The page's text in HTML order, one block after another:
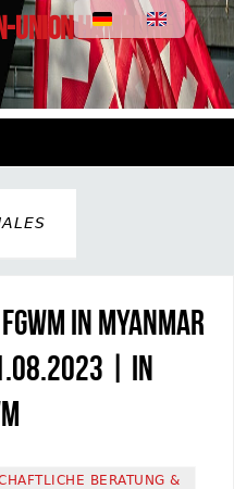
HAMBURG
in Myanmar
| In
BERATUNG &